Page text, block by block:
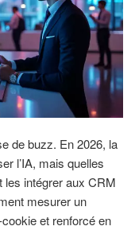
de buzz. En 2026, la
l’IA, mais quelles
les intégrer aux CRM
mesurer un
et renforcé en